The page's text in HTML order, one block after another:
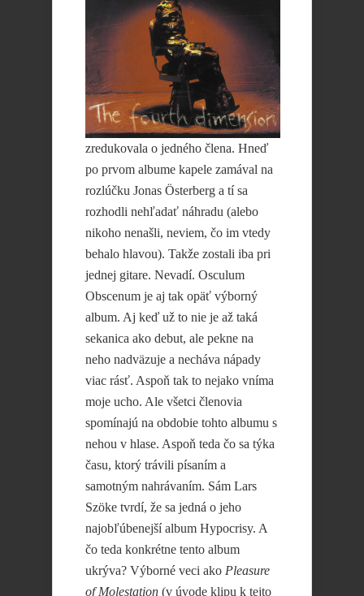
zredukovala o jedného člena. Hneď
po prvom albume kapele zamával na
rozlúčku Jonas Österberg a tí sa
rozhodli nehľadať náhradu (alebo
nikoho nenašli, neviem, čo im vtedy
behalo hlavou). Takže zostali iba pri
jednej gitare. Nevadí. Osculum
Obscenum je aj tak opäť výborný
album. Aj keď už to nie je až taká
sekanica ako debut, ale pekne na
neho nadväzuje a necháva nápady
viac rásť. Aspoň tak to nejako vníma
moje ucho. Ale všetci členovia
spomínajú na obdobie tohto albumu s
nehou v hlase. Aspoň teda čo sa týka
času, ktorý trávili písaním a
samotným nahrávaním. Sám Lars
Szöke tvrdí, že sa jedná o jeho
najobľúbenejší album Hypocrisy. A
čo teda konkrétne tento album
ukrýva? Výborné veci ako Pleasure
of Molestation (v úvode klipu k tejto